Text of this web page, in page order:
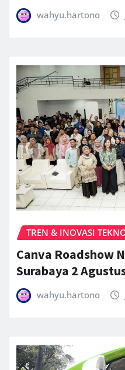
wahyu.hartono
TREN & INOVASI
Canva Roadshow
Surabaya 2
wahyu.hartono